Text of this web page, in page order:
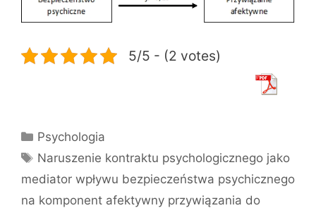
5/5 - (2 votes)
Kategorie
Psychologia
Tagi
Naruszenie kontraktu psychologicznego jako
mediator wpływu bezpieczeństwa psychicznego
na komponent afektywny przywiązania do